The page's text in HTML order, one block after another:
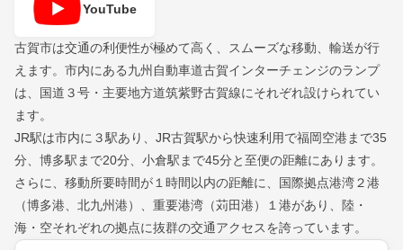
YouTube
古賀市は交通の利便性が極めて高く、スムーズな移動、輸送が行
えます。市内にある九州自動車道古賀インターチェンジのランプ
は、国道３号・主要地方道筑紫野古賀線にそれぞれ設けられてい
ます。
JR駅は市内に３駅あり、JR古賀駅から快速利用で福岡空港まで35
分、博多駅まで20分、小倉駅まで45分と至便の距離にあります。
さらに、移動所要時間が１時間以内の距離に、国際拠点港湾２港
（博多港、北九州港）、重要港湾（苅田港）１港があり、陸・
海・空それぞれの拠点に抜群の交通アクセスを誇っています。